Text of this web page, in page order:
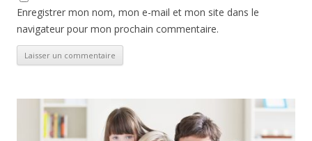
Enregistrer mon nom, mon e-mail et mon site dans le
navigateur pour mon prochain commentaire.